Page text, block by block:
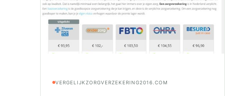
VERGELIJKZORGVERZEKERING2016.COM